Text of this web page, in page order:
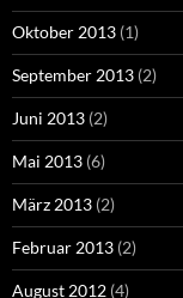
Oktober 2013 (1)
September 2013 (2)
Juni 2013 (2)
Mai 2013 (6)
März 2013 (2)
Februar 2013 (2)
August 2012 (4)